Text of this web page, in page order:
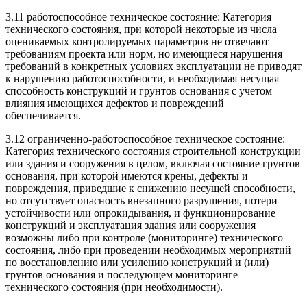
3.11 работоспособное техническое состояние: Категория
технического состояния, при которой некоторые из числа
оцениваемых контролируемых параметров не отвечают
требованиям проекта или норм, но имеющиеся нарушения
требований в конкретных условиях эксплуатации не приводят
к нарушению работоспособности, и необходимая несущая
способность конструкций и грунтов основания с учетом
влияния имеющихся дефектов и повреждений
обеспечивается.
3.12 ограниченно-работоспособное техническое состояние:
Категория технического состояния строительной конструкции
или здания и сооружения в целом, включая состояние грунтов
основания, при которой имеются крены, дефекты и
повреждения, приведшие к снижению несущей способности,
но отсутствует опасность внезапного разрушения, потери
устойчивости или опрокидывания, и функционирование
конструкций и эксплуатация здания или сооружения
возможны либо при контроле (мониторинге) технического
состояния, либо при проведении необходимых мероприятий
по восстановлению или усилению конструкций и (или)
грунтов основания и последующем мониторинге
технического состояния (при необходимости).